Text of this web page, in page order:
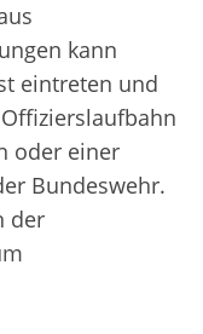
kann
eintreten und
oder einer
Bundeswehr.
der